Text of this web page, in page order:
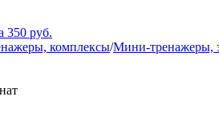
350 руб.
комплексы/Мини-тренажеры,